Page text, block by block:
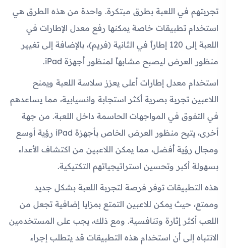
تجربتهم في اللعبة بطرق مبتكرة. واحدة من هذه الطرق هي
استخدام تطبيقات خاصة يمكنها رفع معدل الإطارات في
اللعبة إلى 120 إطاراً في الثانية (فريم)، بالإضافة إلى تغيير
منظور العرض ليصبح مشابهاً لمنظور أجهزة iPad.
استخدام معدل إطارات أعلى يعزز سلاسة اللعبة ويمنح
اللاعبين تجربة بصرية أكثر استجابة وانسيابية، مما يساعدهم
في التفوق في المواجهات الحاسمة داخل اللعبة. من جهة
أخرى، يتيح منظور العرض الخاص بأجهزة iPad رؤية أوسع
ومجال رؤية أفضل، مما يمكن اللاعبين من اكتشاف الأعداء
بسهولة أكبر وتحسين استراتيجياتهم التكتيكية.
هذه التطبيقات توفر فرصة لتجربة اللعبة بشكل جديد
وممتع، حيث يمكن للاعبين التمتع بمزايا إضافية تجعل من
اللعب أكثر إثارة وتنافسية. ومع ذلك، يجب على المستخدمين
الانتباه إلى أن استخدام هذه التطبيقات قد يتطلب إجراء